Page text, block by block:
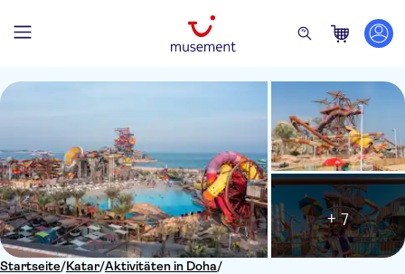
Startseite/Katar/Aktivitäten in Doha/
+ 7